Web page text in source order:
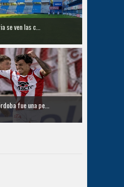
se ven las c...
fue una pe...